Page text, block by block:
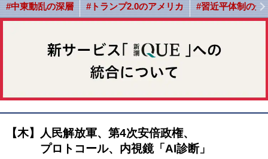
#中東動乱の深層 #トランプ2.0のアメリカ #習近平体制の光
【木】人民解放軍、第4次安倍政権、
プロトコール、内視鏡「AI診断」